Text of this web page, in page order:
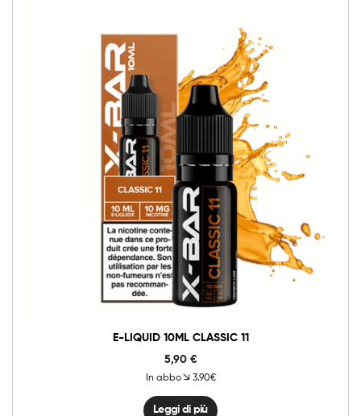
E-LIQUID 10ML CLASSIC 11
5,90 €
In abbo 3.90€
Leggi di più